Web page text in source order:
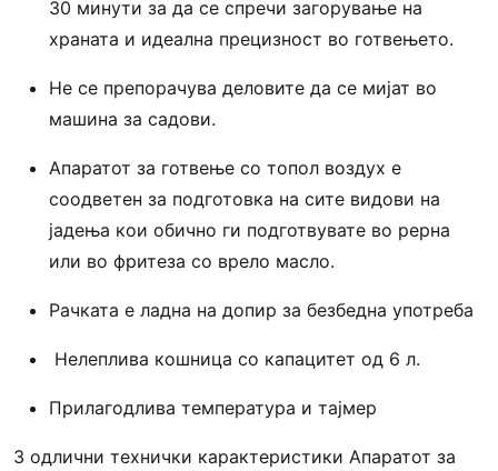
30 минути за да се спречи загорување на
храната и идеална прецизност во готвењето.
Не се препорачува деловите да се мијат во
машина за садови.
Aпаратот за готвење со топол воздух е
соодветен за подготовка на сите видови на
јадења кои обично ги подготвувате во рерна
или во фритеза со врело масло.
Рачката е ладна на допир за безбедна употреба
Нелеплива кошница со капацитет од 6 л.
Прилагодлива температура и тајмер
3 одлични технички карактеристики Апаратот за